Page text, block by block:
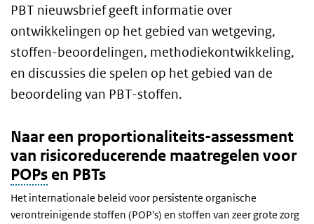
PBT nieuwsbrief geeft informatie over
ontwikkelingen op het gebied van wetgeving,
stoffen-beoordelingen, methodiekontwikkeling,
en discussies die spelen op het gebied van de
beoordeling van PBT-stoffen.
Naar een proportionaliteits-assessment
van risicoreducerende maatregelen voor
POPs en PBTs
Het internationale beleid voor persistente organische
verontreinigende stoffen (POP's) en stoffen van zeer grote zorg